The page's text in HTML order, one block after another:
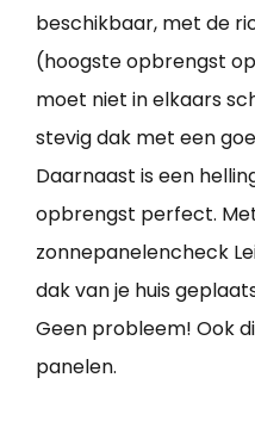
beschikbaar, met de
(hoogste opbrengst
moet niet in elkaars
stevig dak met een
Daarnaast is een
opbrengst perfect.
zonnepanelencheck
dak van je huis
Geen probleem! Ook
panelen.